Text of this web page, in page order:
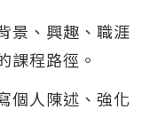
景、興趣、職涯
課程路徑。
個人陳述、強化